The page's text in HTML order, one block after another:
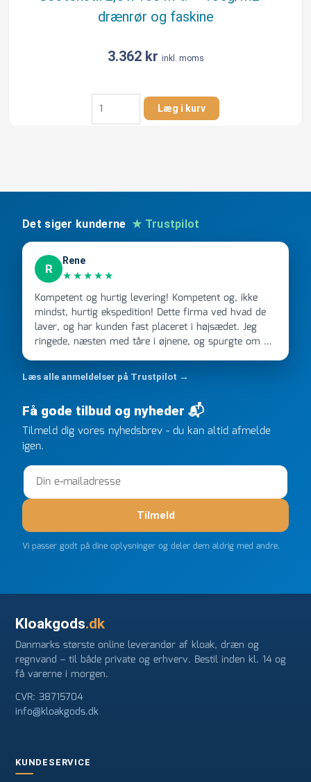
drænrør og faskine
3.362 kr inkl. moms
Geotekstil
2,5
x
-
-
antal
Læg i kurv
Det siger kunderne ★ Trustpilot
R
Rene
★★★★★
Kompetent og hurtig levering! Kompetent og, ikke
mindst, hurtig ekspedition! Dette firma ved hvad de
laver, og har kunden fast placeret i højsædet. Jeg
ringede, næsten med tåre i øjnene, og spurgte om de
kunne levere en stor ordre, fordi Davidsen A/S ikke
kunne overholde en 2 måneder gammel aftale. Jeg
ringede onsdag kl 16, og min store ordre kom dagen
efter kl 6.45! Kan slet ikke få armene ned, og næste
gang jeg skal bruge noget, vil jeg ringe til dem
FØRST. De varmeste og venligste hilsner fra Rene
Læs alle anmeldelser på Trustpilot →
Få gode tilbud og nyheder 📬
Tilmeld dig vores nyhedsbrev - du kan altid afmelde
igen.
Tilmeld
Vi passer godt på dine oplysninger og deler dem aldrig med andre.
Kloakgods.dk
Danmarks største online leverandør af kloak, dræn og
regnvand – til både private og erhverv. Bestil inden kl. 14 og
få varerne i morgen.
CVR: 38715704
info@kloakgods.dk
KUNDESERVICE